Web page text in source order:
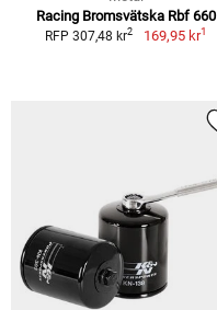
Racing Bromsvätska Rbf 660
RFP 307,48 kr2 169,95 kr1